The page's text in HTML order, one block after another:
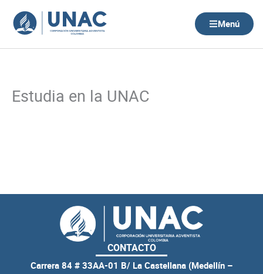
contenido
Menú
Estudia en la UNAC
CONTACTO
Carrera 84 # 33AA-01 B/ La Castellana (Medellín –